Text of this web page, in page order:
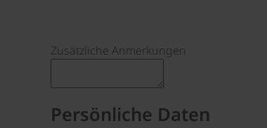
Zusätzliche Anmerkungen
Persönliche Daten